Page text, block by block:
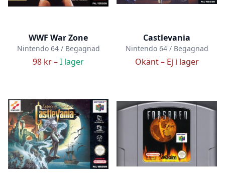
WWF War Zone
Nintendo 64 / Begagnad
98 kr –I lager
Castlevania
Nintendo 64 / Begagnad
Okänt – Ej i lager